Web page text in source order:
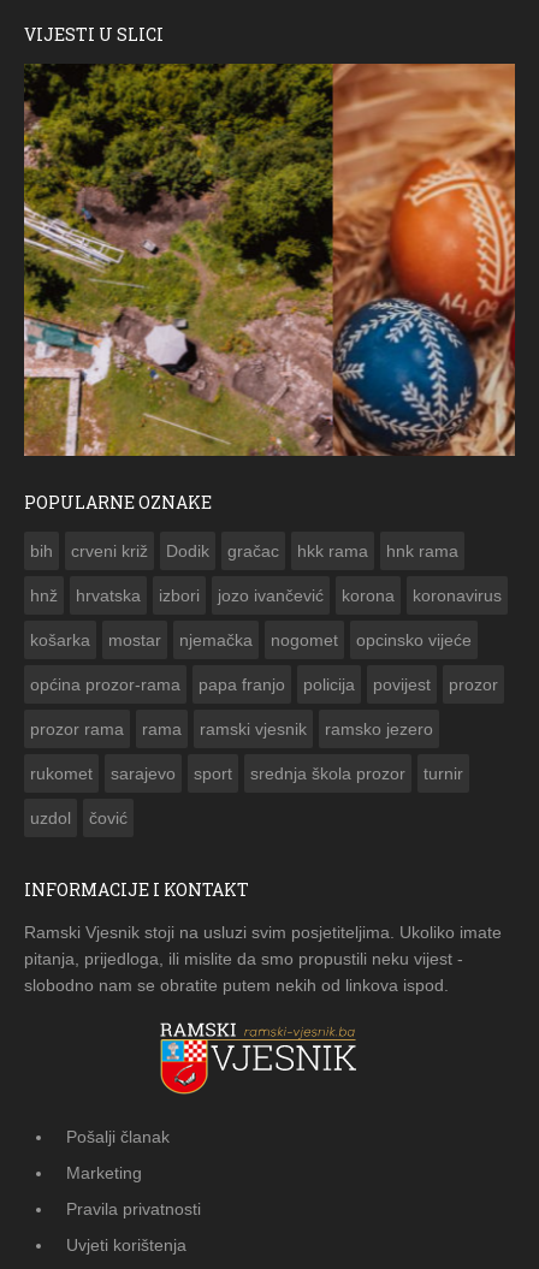
VIJESTI U SLICI
POPULARNE OZNAKE
bih crveni križ Dodik gračac hkk rama hnk rama
hnž hrvatska izbori jozo ivančević korona koronavirus
košarka mostar njemačka nogomet opcinsko vijeće
općina prozor-rama papa franjo policija povijest prozor
prozor rama rama ramski vjesnik ramsko jezero
rukomet sarajevo sport srednja škola prozor turnir
uzdol čović
INFORMACIJE I KONTAKT
Ramski Vjesnik stoji na usluzi svim posjetiteljima. Ukoliko imate
pitanja, prijedloga, ili mislite da smo propustili neku vijest -
slobodno nam se obratite putem nekih od linkova ispod.
Pošalji članak
Marketing
Pravila privatnosti
Uvjeti korištenja